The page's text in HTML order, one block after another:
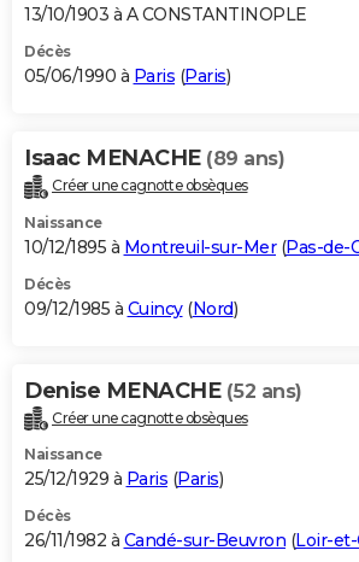
13/10/1903 à A CONSTANTINOPLE
Décès
05/06/1990 à Paris (Paris)
Isaac MENACHE (89 ans)
Créer une cagnotte obsèques
Naissance
10/12/1895 à Montreuil-sur-Mer(Pas-de-
Décès
09/12/1985 à Cuincy(Nord)
Denise MENACHE (52 ans)
Créer une cagnotte obsèques
Naissance
25/12/1929 à Paris (Paris)
Décès
26/11/1982 à Candé-sur-Beuvron (Loir-